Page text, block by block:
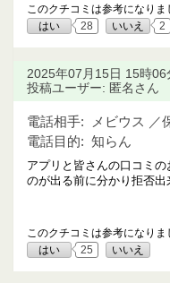
このクチコミは参考になりま
はい
28 いいえ 2
2025年07月15日 15時06
投稿ユーザー: 匿名さん
電話相手:
メビウス ／
電話目的: 知らん
アプリと皆さんの口コミ
のが出る前に分かり拒否出
このクチコミは参考になりま
はい
25 いいえ